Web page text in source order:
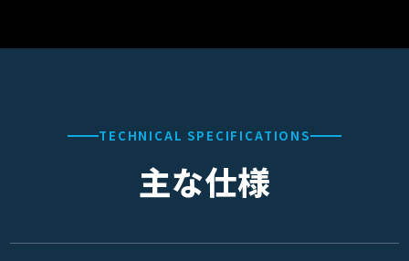
TECHNICAL SPECIFICATIONS
主な仕様